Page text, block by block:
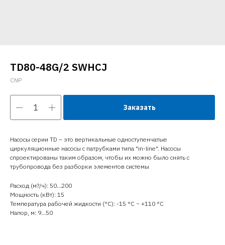
TD80-48G/2 SWHCJ
CNP
Заказать
Насосы серии TD – это вертикальные одноступенчатые
циркуляционные насосы с патрубками типа "in-line". Насосы
спроектированы таким образом, чтобы их можно было снять с
трубопровода без разборки элементов системы
Расход (м?/ч): 50…200
Мощность (кВт): 15
Температура рабочей жидкости (°C): -15 °С ~ +110 °С
Напор, м: 9…50